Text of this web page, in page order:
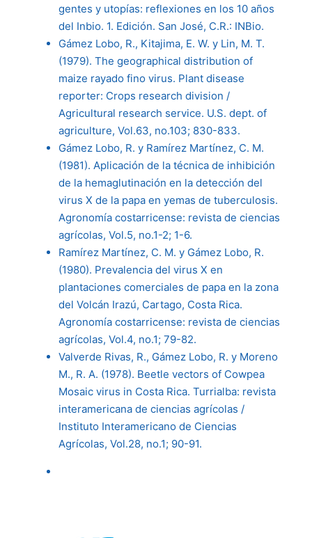
gentes y utopías: reflexiones en los 10 años
del Inbio. 1. Edición. San José, C.R.: INBio.
Gámez Lobo, R., Kitajima, E. W. y Lin, M. T.
(1979). The geographical distribution of
maize rayado fino virus. Plant disease
reporter: Crops research division /
Agricultural research service. U.S. dept. of
agriculture, Vol.63, no.103; 830-833.
Gámez Lobo, R. y Ramírez Martínez, C. M.
(1981). Aplicación de la técnica de inhibición
de la hemaglutinación en la detección del
virus X de la papa en yemas de tuberculosis.
Agronomía costarricense: revista de ciencias
agrícolas, Vol.5, no.1-2; 1-6.
Ramírez Martínez, C. M. y Gámez Lobo, R.
(1980). Prevalencia del virus X en
plantaciones comerciales de papa en la zona
del Volcán Irazú, Cartago, Costa Rica.
Agronomía costarricense: revista de ciencias
agrícolas, Vol.4, no.1; 79-82.
Valverde Rivas, R., Gámez Lobo, R. y Moreno
M., R. A. (1978). Beetle vectors of Cowpea
Mosaic virus in Costa Rica. Turrialba: revista
interamericana de ciencias agrícolas /
Instituto Interamericano de Ciencias
Agrícolas, Vol.28, no.1; 90-91.